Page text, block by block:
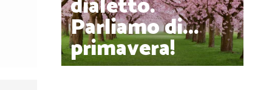
Parliamo di...
primavera!